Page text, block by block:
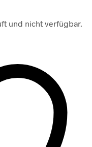
und nicht verfügbar.